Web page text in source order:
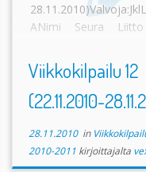
ANimi Seura
1260 (35) (214)2. Juha
Jyväskylä 1255 (32) […]
Viikkokilpailu 12
(22.11.2010-
28.11.2010in
2010-2011 kirjoittajalta